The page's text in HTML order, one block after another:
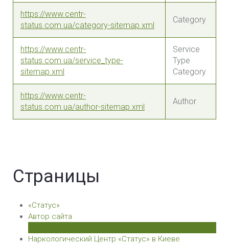
https://www.centr-
status.com.ua/category-sitemap.xml
Category
https://www.centr-
status.com.ua/service_type-
sitemap.xml
Service
Type
Category
https://www.centr-
status.com.ua/author-sitemap.xml
Author
Страницы
«Статус»
Автор сайта
Наркологический Центр «Статус» в Киеве